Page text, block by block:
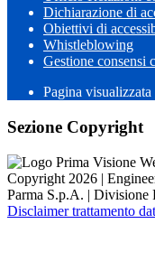
Dichiarazione di
Obiettivi di
Whistleblowing
Gestione consensi
Pagina
Sezione Copyright
Copyright 2026 |
Parma S.p.A. |
Disclaimer trattamento